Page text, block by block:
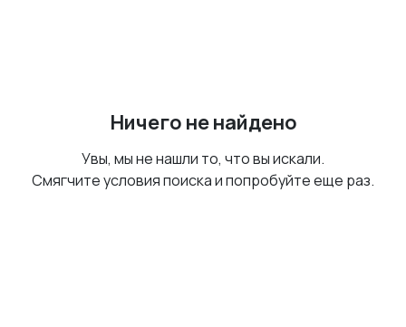
Ничего не найдено
Увы, мы не нашли то, что вы искали.
Смягчите условия поиска и попробуйте еще раз.